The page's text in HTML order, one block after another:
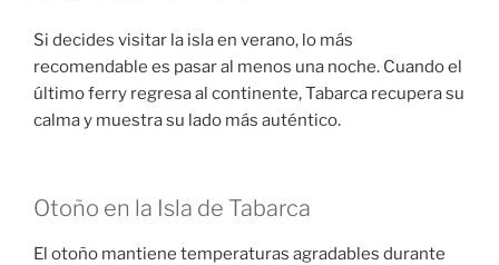
Si decides visitar la isla en verano, lo más
recomendable es pasar al menos una noche. Cuando el
último ferry regresa al continente, Tabarca recupera su
calma y muestra su lado más auténtico.
Otoño en la Isla de Tabarca
El otoño mantiene temperaturas agradables durante